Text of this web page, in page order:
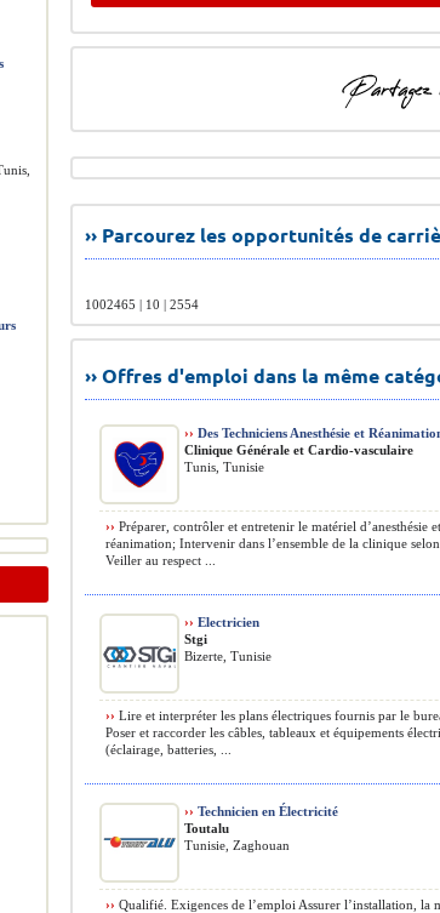
›› Parcourez les opportunités de
1002465 | 10 | 2554
›› Offres d'emploi dans la même
›› Des Techniciens Anesthésie et
Clinique Générale et Cardio-vasculaire
Tunis, Tunisie
›› Préparer, contrôler et entretenir le matériel d’anesthésie
réanimation; Intervenir dans l’ensemble de la clinique
Veiller au respect ...
›› Electricien
Stgi
Bizerte, Tunisie
›› Lire et interpréter les plans électriques fournis par le
Poser et raccorder les câbles, tableaux et équipements
(éclairage, batteries, ...
›› Technicien en Électricité
Toutalu
Tunisie, Zaghouan
›› Qualifié. Exigences de l’emploi Assurer l’installation, la